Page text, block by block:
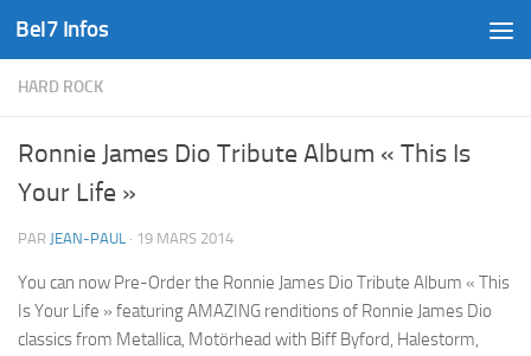
Skip to content
Bel7 Infos
HARD ROCK
Ronnie James Dio Tribute Album « This Is
Your Life »
PAR JEAN-PAUL · 19 MARS 2014
You can now Pre-Order the Ronnie James Dio Tribute Album « This
Is Your Life » featuring AMAZING renditions of Ronnie James Dio
classics from Metallica, Motörhead with Biff Byford, Halestorm,